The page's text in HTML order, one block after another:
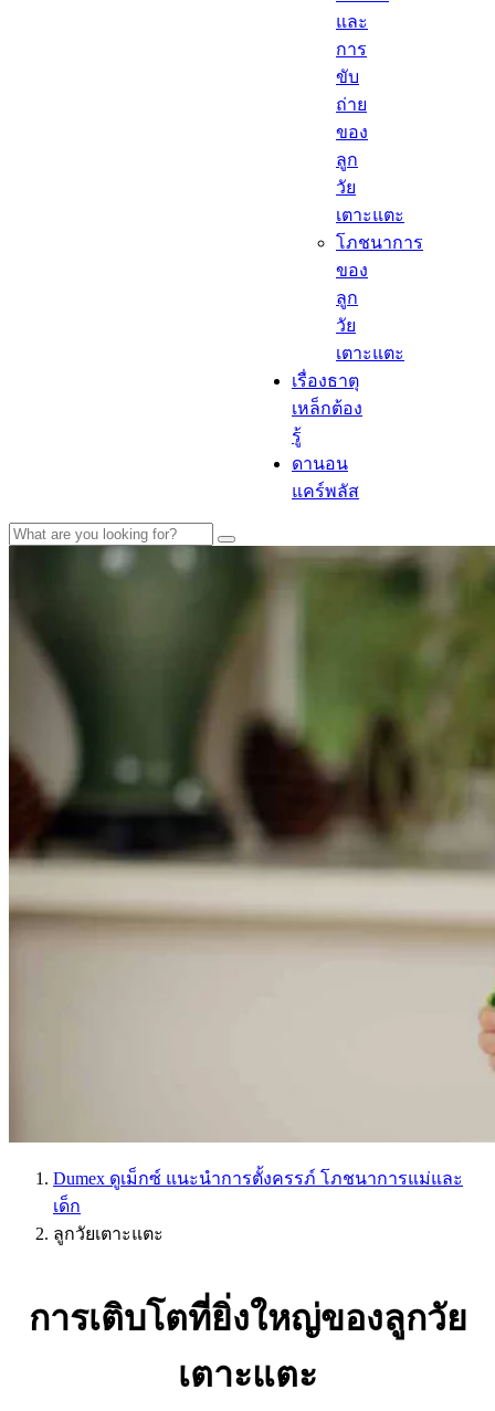
และ
การ
ขับ
ถ่าย
ของ
ลูก
วัย
เตาะแตะ
โภชนาการ
ของ
ลูก
วัย
เตาะแตะ
เรื่องธาตุ
เหล็กต้อง
รู้​
ดานอน
แคร์พลัส
Dumex ดูเม็กซ์ แนะนำการตั้งครรภ์ โภชนาการแม่และ
เด็ก
ลูกวัยเตาะแตะ
การเติบโตที่ยิ่งใหญ่ของลูกวัย
เตาะแตะ